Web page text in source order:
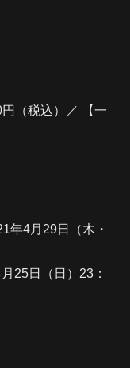
（税込）／ 【一
年4月29日（木・
25日（日）23：